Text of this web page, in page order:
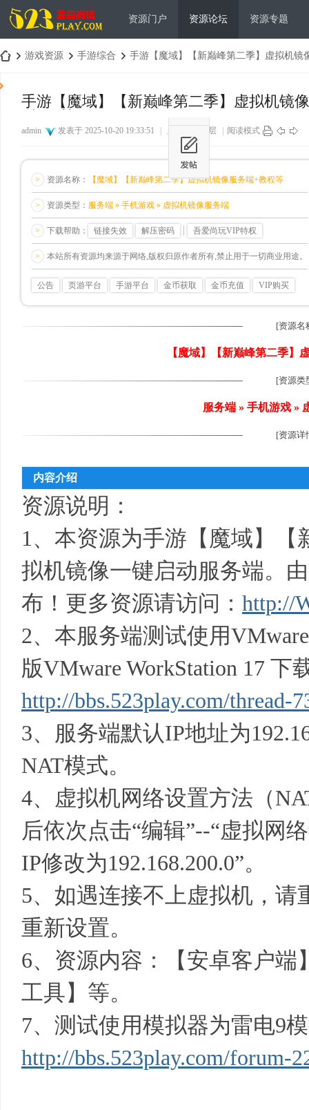
资源门户 资源论坛 资源专题
游戏资源 手游综合 手游【魔域】【新巅峰第二季】虚拟机镜
手游【魔域】【新巅峰第二季】虚拟机镜
admin 发表于 2025-10-20 19:33:51 显示全部楼层 阅读模式
> 资源名称： 【魔域】【新巅峰第二季】虚拟机镜像服务端+教程等
> 资源类型： 服务端 » 手机游戏 » 虚拟机镜像服务端
> 下载帮助： 链接失效 解压密码 吾爱尚玩VIP特权
> 本站所有资源均来源于网络,版权归原作者所有,禁止用于一切商业用途。
公告 页游平台 手游平台 金币获取 金币充值 VIP购买
[资源名
【魔域】【新巅峰第二季】
[资源类
服务端 » 手机游戏 »
[资源详
内容介绍
资源说明：
1、本资源为手游【魔域】【
拟机镜像一键启动服务端。
布！更多资源请访问： http://
2、本服务端测试使用
版VMware WorkStation 17 下
http://bbs.523play.com/thread-
3、服务端默认IP地址为
NAT模式。
4、虚拟机网络设置方法（
后依次点击“编辑”--“虚拟网
IP修改为192.168.200.0”。
5、如遇连接不上虚拟机，
重新设置。
6、资源内容：【安卓客户端
工具】等。
7、测试使用模拟器为雷电9
http://bbs.523play.com/forum-